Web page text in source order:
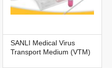
SANLI Medical Virus
Transport Medium (VTM)